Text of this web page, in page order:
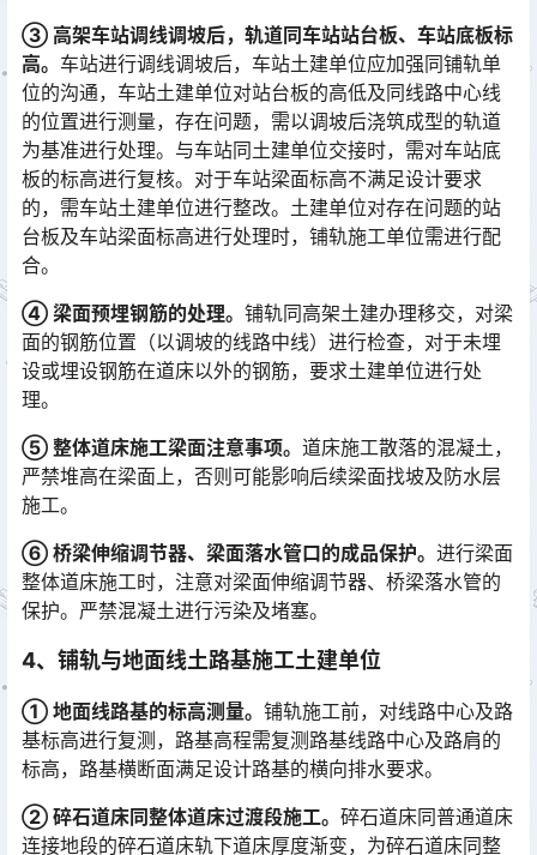
③ 高架车站调线调坡后，轨道同车站站台板、车站底板标
高。 车站进行调线调坡后，车站土建单位应加强同铺轨单
位的沟通，车站土建单位对站台板的高低及同线路中心线
的位置进行测量，存在问题，需以调坡后浇筑成型的轨道
为基准进行处理。与车站同土建单位交接时，需对车站底
板的标高进行复核。对于车站梁面标高不满足设计要求
的，需车站土建单位进行整改。土建单位对存在问题的站
台板及车站梁面标高进行处理时，铺轨施工单位需进行配
合。󠅅󠅃󠄵󠅂󠄪󠇖󠆨󠆨󠇕󠆞󠆒󠅬󠇘󠆭󠆘󠇙󠆝󠅵󠇗󠆭󠆁󠄐󠇗󠅹󠅸󠇖󠆍󠅳󠇖󠅹󠅰󠇖󠆌󠅹
④ 梁面预埋钢筋的处理。 铺轨同高架土建办理移交，对梁
面的钢筋位置（以调坡的线路中线）进行检查，对于未埋
设或埋设钢筋在道床以外的钢筋，要求土建单位进行处
理。
⑤ 整体道床施工梁面注意事项。 道床施工散落的混凝土，
严禁堆高在梁面上，否则可能影响后续梁面找坡及防水层
施工。
⑥ 桥梁伸缩调节器、梁面落水管口的成品保护。 进行梁面
整体道床施工时，注意对梁面伸缩调节器、桥梁落水管的
保护。严禁混凝土进行污染及堵塞。
4、 铺轨与地面线土路基施工土建单位
① 地面线路基的标高测量。 铺轨施工前，对线路中心及路
基标高进行复测，路基高程需复测路基线路中心及路肩的
标高，路基横断面满足设计路基的横向排水要求。
② 碎石道床同整体道床过渡段施工。 碎石道床同普通道床
连接地段的碎石道床轨下道床厚度渐变，为碎石道床同整